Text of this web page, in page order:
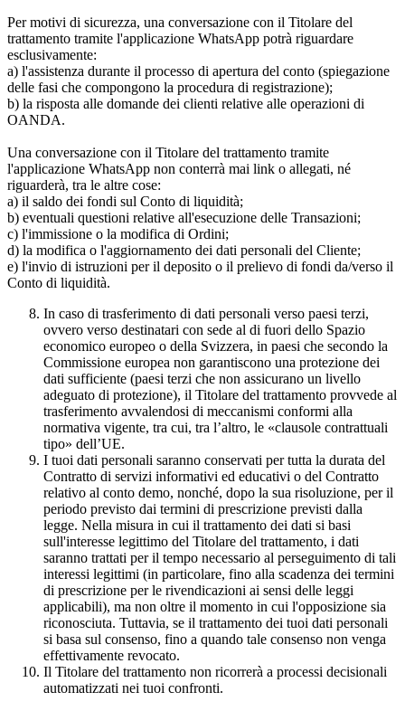
Per motivi di sicurezza, una conversazione con il Titolare del
trattamento tramite l'applicazione WhatsApp potrà riguardare
esclusivamente:
a) l'assistenza durante il processo di apertura del conto (spiegazione
delle fasi che compongono la procedura di registrazione);
b) la risposta alle domande dei clienti relative alle operazioni di
OANDA.
Una conversazione con il Titolare del trattamento tramite
l'applicazione WhatsApp non conterrà mai link o allegati, né
riguarderà, tra le altre cose:
a) il saldo dei fondi sul Conto di liquidità;
b) eventuali questioni relative all'esecuzione delle Transazioni;
c) l'immissione o la modifica di Ordini;
d) la modifica o l'aggiornamento dei dati personali del Cliente;
e) l'invio di istruzioni per il deposito o il prelievo di fondi da/verso il
Conto di liquidità.
In caso di trasferimento di dati personali verso paesi terzi,
ovvero verso destinatari con sede al di fuori dello Spazio
economico europeo o della Svizzera, in paesi che secondo la
Commissione europea non garantiscono una protezione dei
dati sufficiente (paesi terzi che non assicurano un livello
adeguato di protezione), il Titolare del trattamento provvede al
trasferimento avvalendosi di meccanismi conformi alla
normativa vigente, tra cui, tra l’altro, le «clausole contrattuali
tipo» dell’UE.
I tuoi dati personali saranno conservati per tutta la durata del
Contratto di servizi informativi ed educativi o del Contratto
relativo al conto demo, nonché, dopo la sua risoluzione, per il
periodo previsto dai termini di prescrizione previsti dalla
legge. Nella misura in cui il trattamento dei dati si basi
sull'interesse legittimo del Titolare del trattamento, i dati
saranno trattati per il tempo necessario al perseguimento di tali
interessi legittimi (in particolare, fino alla scadenza dei termini
di prescrizione per le rivendicazioni ai sensi delle leggi
applicabili), ma non oltre il momento in cui l'opposizione sia
riconosciuta. Tuttavia, se il trattamento dei tuoi dati personali
si basa sul consenso, fino a quando tale consenso non venga
effettivamente revocato.
Il Titolare del trattamento non ricorrerà a processi decisionali
automatizzati nei tuoi confronti.